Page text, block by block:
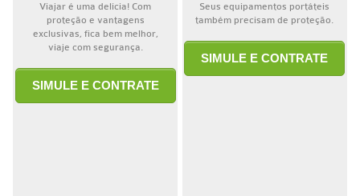
Viajar é uma delícia! Com
proteção e vantagens
exclusivas, fica bem melhor,
viaje com segurança.
SIMULE E CONTRATE
Seus equipamentos portáteis
também precisam de proteção.
SIMULE E CONTRATE